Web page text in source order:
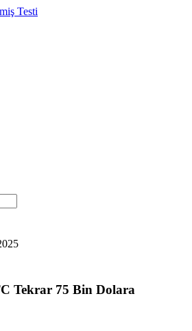
Testi
Tekrar 75 Bin Dolara